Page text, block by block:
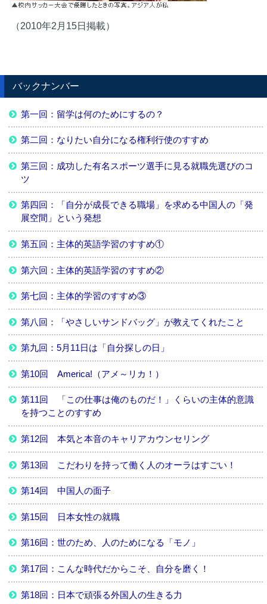
​（2010年2月15日掲載）
バックナンバー
第一回：留学は何のためにするの？
第二回：なりたい自分になる権利行使のすすめ
第三回：成功した有名スポーツ選手に見る就職先選びのコ
ツ
第四回：「自分が成長できる職場」を求める中国人の「発
展空間」という発想
第五回：主体的英語学習のすすめ①
第六回：主体的英語学習のすすめ②
第七回：主体的学習のすすめ③
第八回：「やさしいサンドバッグ」が教えてくれたこと
第九回：5月11日は「自分探しの日」
第10回 America!（アメ～リカ！）
第11回 「この仕事は俺のものだ！」くらいの主体的意識
を持つことのすすめ
第12回 本気と本音のキャリアカウンセリング
第13回 こだわりを持って働く人のオーラはすごい！
第14回 中国人の面子
第15回 日本女性の就職
第16回：世のため、人のためになる「モノ」
第17回：こんな時代だからこそ、自分を磨く！
第18回：日本で頑張る外国人の生きる力